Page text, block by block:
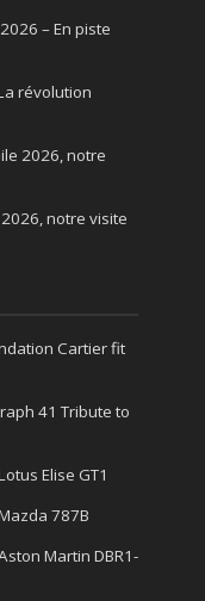
– En piste
révolution
2026, notre
notre visite
Cartier fit
41 Tribute to
Elise GT1
787B
Martin DBR1-